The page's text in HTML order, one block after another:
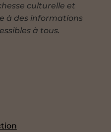
culturelle et
à des informations
à tous.